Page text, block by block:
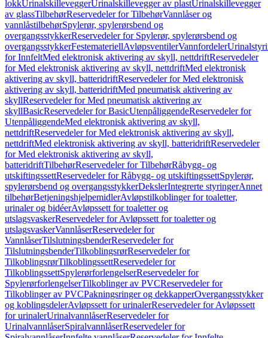
lokkUrinalskilleveggerUrinalskillevegger av plastUrinalskillevegger
av glassTilbehørReservedeler for TilbehørVannlåser og
vannlåstilbehørSpylerør, spylerørsbend og
overgangsstykkerReservedeler for Spylerør, spylerørsbend og
overgangsstykkerFestemateriellAvløpsventilerVannfordeler
for InnfeltMed elektronisk aktivering av skyll, nettdriftReservedeler
for Med elektronisk aktivering av skyll, nettdriftMed elektronisk
aktivering av skyll, batteridriftReservedeler for Med elektronisk
aktivering av skyll, batteridriftMed pneumatisk aktivering av
skyllReservedeler for Med pneumatisk aktivering av
skyllBasicReservedeler for BasicUtenpåliggendeReservedeler for
UtenpåliggendeMed elektronisk aktivering av skyll,
nettdriftReservedeler for Med elektronisk aktivering av skyll,
nettdriftMed elektronisk aktivering av skyll, batteridriftReservedeler
for Med elektronisk aktivering av skyll,
batteridriftTilbehørReservedeler for TilbehørRåbygg- og
utskiftingssettReservedeler for Råbygg- og utskiftingssettSpylerør,
spylerørsbend og overgangsstykkerDekslerIntegrerte styringerAnnet
tilbehørBetjeningshjelpemidlerAvløpstilkoblinger for toaletter,
urinaler og bidéerAvløpssett for toaletter og
utslagsvaskerReservedeler for Avløpssett for toaletter og
utslagsvaskerVannlåserReservedeler for
VannlåserTilslutningsbenderReservedeler for
TilslutningsbenderTilkoblingsrørReservedeler for
TilkoblingsrørTilkoblingssettReservedeler for
TilkoblingssettSpylerørforlengelserReservedeler for
SpylerørforlengelserTilkoblinger av PVCReservedeler for
Tilkoblinger av PVCPakningsringer og dekkapperOvergangsstykker
og koblingsdelerAvløpssett for urinalerReservedeler for Avløpssett
for urinalerUrinalvannlåserReservedeler for
UrinalvannlåserSpiralvannlåserReservedeler for